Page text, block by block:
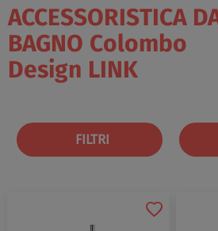
ACCESSORISTICA
BAGNO Colombo
Design LINK
FILTRI